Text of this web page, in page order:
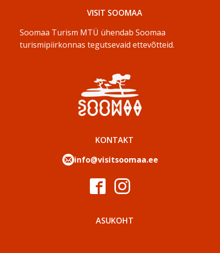
VISIT SOOMAA
Soomaa Turism MTÜ ühendab Soomaa
turismipiirkonnas tegutsevaid ettevõtteid.
KONTAKT
info@visitsoomaa.ee
ASUKOHT